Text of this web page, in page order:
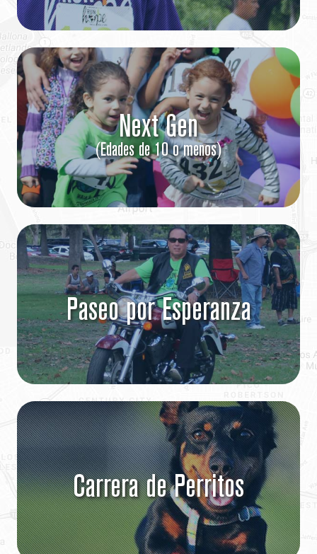
Next Gen
(Edades de 10 o menos)
Paseo por Esperanza
Carrera de Perritos